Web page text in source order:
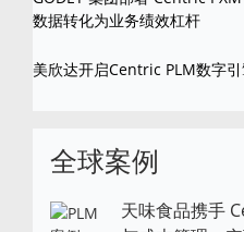
数据转化为业务绩效杠杆
美欣达开启Centric PLM数字
全球案例
天味食品携手